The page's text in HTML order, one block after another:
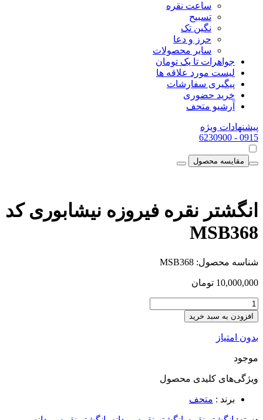
ساعت نقره
تسبیح
نگین تک
حرز و دعا
سایر محصولات
جواهرات تا یک تومان
لیست مورد علاقه ها
پیگیری سفارشات
خرید حضوری
آرشیو متحف
پیشنهادات ویژه
0915
- 6230900
مقایسه محصول
انگشتر نقره فیروزه نیشابوری کد
MSB368
شناسه محصول: MSB368
10,000,000 تومان
افزودن به سبد خرید
بدون امتیاز
موجود
ویژگی‌های کلیدی محصول
برند : متحف